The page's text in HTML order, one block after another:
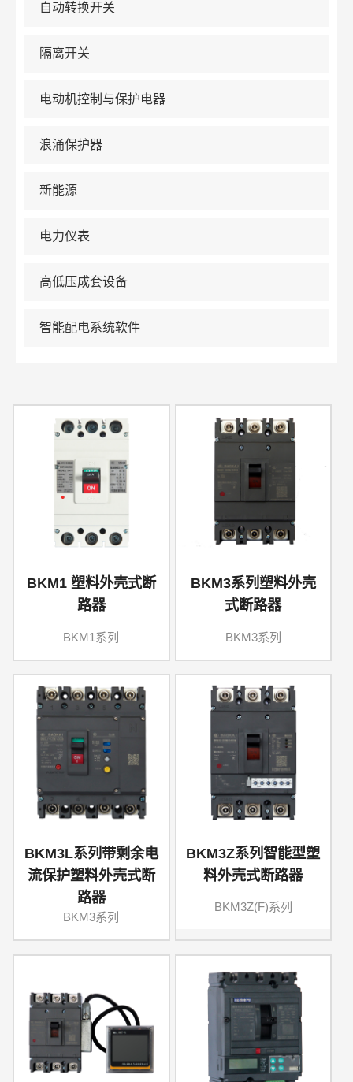
自动转换开关
隔离开关
电动机控制与保护电器
浪涌保护器
新能源
电力仪表
高低压成套设备
智能配电系统软件
BKM1 塑料外壳式断
路器
BKM1系列
BKM3系列塑料外壳
式断路器
BKM3系列
BKM3L系列带剩余电
流保护塑料外壳式断
路器
BKM3系列
BKM3Z系列智能型塑
料外壳式断路器
BKM3Z(F)系列